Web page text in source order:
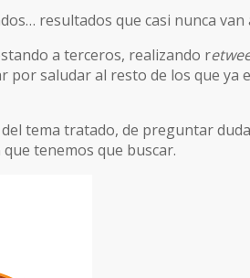
resultados que casi nunca van
a terceros, realizando r
saludar al resto de los que ya
tema tratado, de preguntar
tenemos que buscar.